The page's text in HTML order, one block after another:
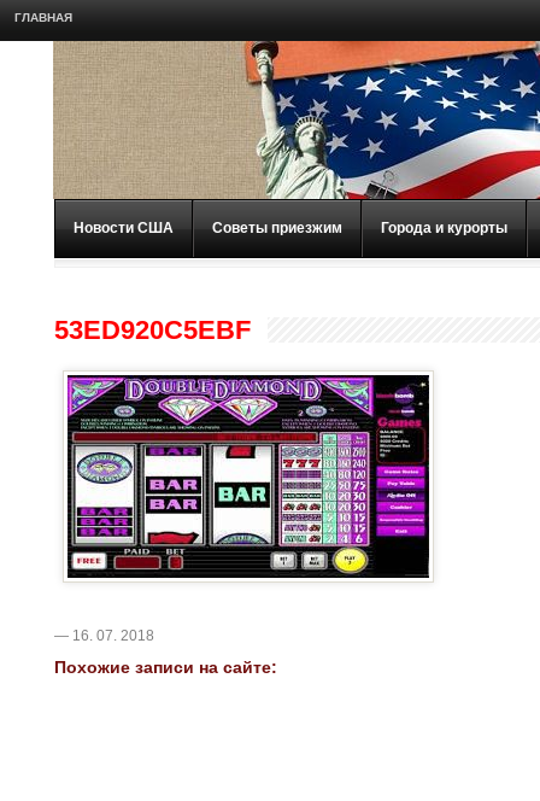
ГЛАВНАЯ
Новости США Советы приезжим Города и курорты
53ED920C5EBF
— 16. 07. 2018
Похожие записи на сайте: